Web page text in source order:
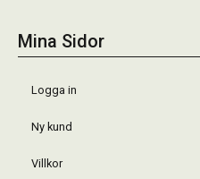
Mina Sidor
Logga in
Ny kund
Villkor